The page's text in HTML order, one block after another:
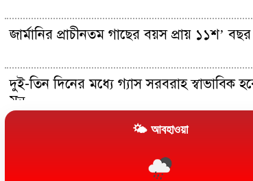
জার্মানির প্রাচীনতম গাছের বয়স প্রায় ১১শ’ বছর
দুই-তিন দিনের মধ্যে গ্যাস সরবরাহ স্বাভাবিক
মন্...
১৫ আগস্টের মধ্যেই একীভূত পাঁচ ব্যাংক থেকে
🌤 আবহাওয়া